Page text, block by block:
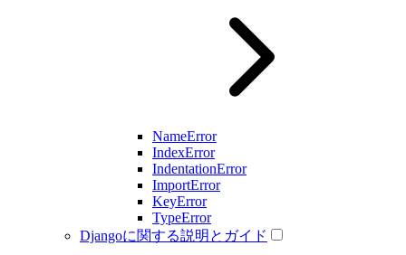
NameError
IndexError
IndentationError
ImportError
KeyError
TypeError
Djangoに関する説明とガイド